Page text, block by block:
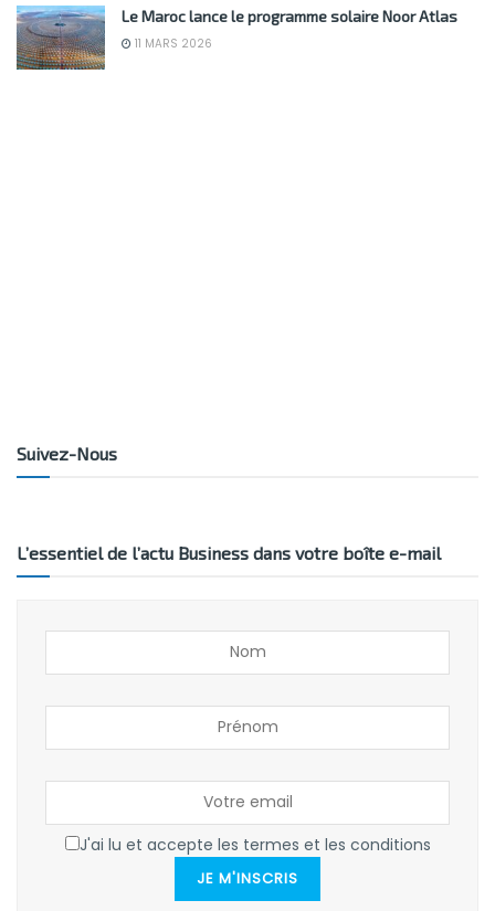
Le Maroc lance le programme solaire Noor Atlas
11 MARS 2026
Suivez-Nous
L’essentiel de l’actu Business dans votre boîte e-mail
J'ai lu et accepte les termes et les conditions
JE M'INSCRIS